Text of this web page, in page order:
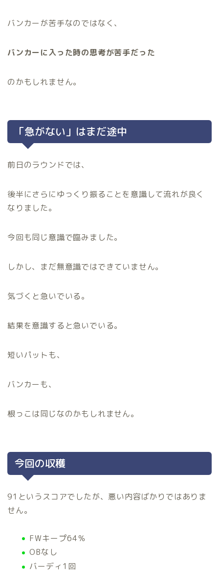
バンカーが苦手なのではなく、
バンカーに入った時の思考が苦手だった
のかもしれません。
「急がない」はまだ途中
前日のラウンドでは、
後半にさらにゆっくり振ることを意識して流れが良く
なりました。
今回も同じ意識で臨みました。
しかし、まだ無意識ではできていません。
気づくと急いでいる。
結果を意識すると急いでいる。
短いパットも、
バンカーも、
根っこは同じなのかもしれません。
今回の収穫
91というスコアでしたが、悪い内容ばかりではありま
せん。
FWキープ64％
OBなし
バーディ1回